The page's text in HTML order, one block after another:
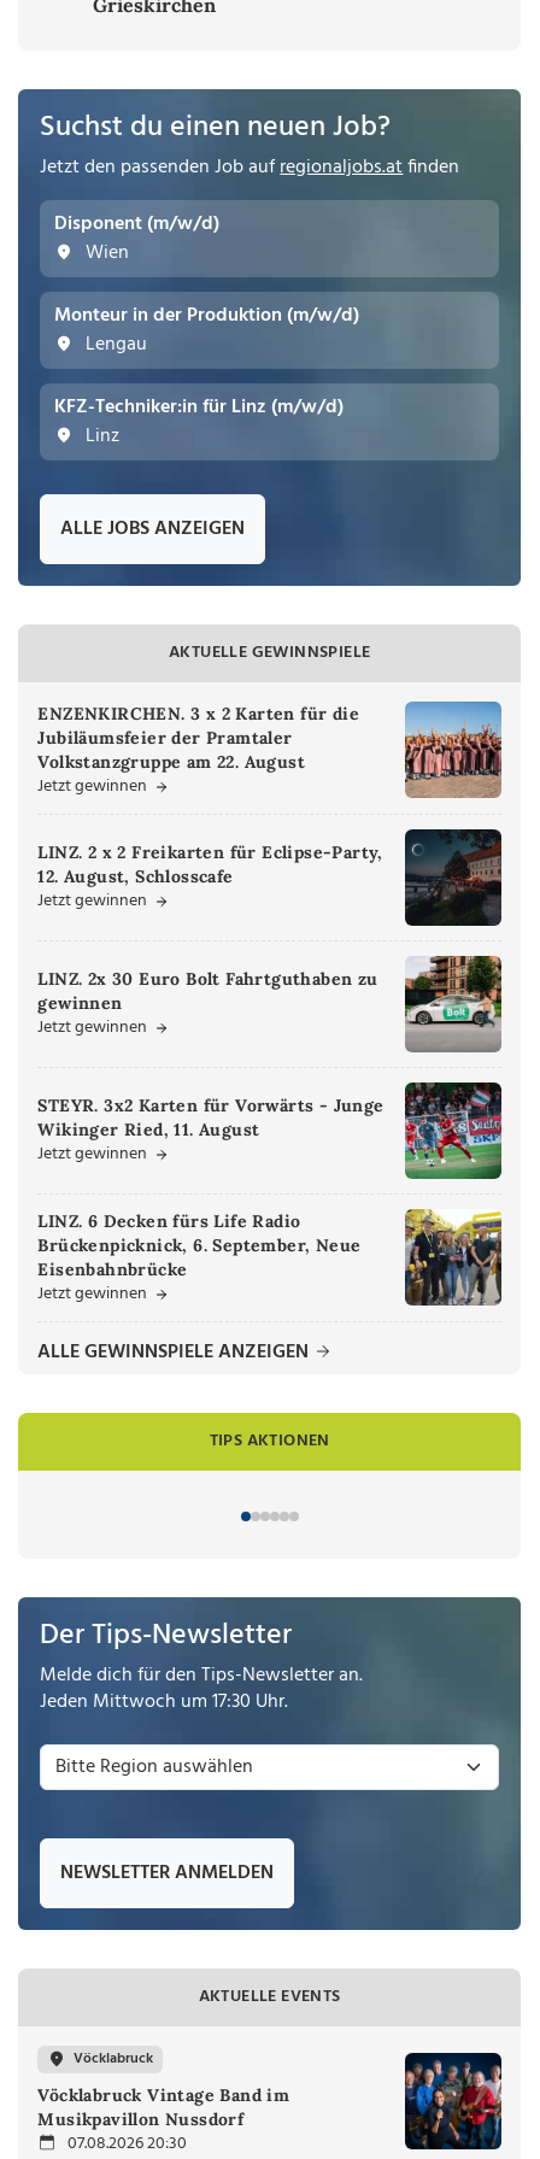
Suchst du einen neuen Job?
Jetzt den passenden Job aufregionaljobs.atfinden
Disponent (m/w/d)
Wien
Monteur in der Produktion (m/w/d)
Lengau
KFZ-Techniker:in für Linz (m/w/d)
Linz
ALLE JOBS ANZEIGEN
AKTUELLE GEWINNSPIELE
ENZENKIRCHEN. 3 x 2 Karten für die
Jubiläumsfeier der Pramtaler
Volkstanzgruppe am 22. August
Jetzt gewinnen
LINZ. 2 x 2 Freikarten für Eclipse-Party,
12. August, Schlosscafe
Jetzt gewinnen
LINZ. 2x 30 Euro Bolt Fahrtguthaben zu
gewinnen
Jetzt gewinnen
STEYR. 3x2 Karten für Vorwärts - Junge
Wikinger Ried, 11. August
Jetzt gewinnen
LINZ. 6 Decken fürs Life Radio
Brückenpicknick, 6. September, Neue
Eisenbahnbrücke
Jetzt gewinnen
ALLE GEWINNSPIELE ANZEIGEN
TIPS AKTIONEN
Der Tips-Newsletter
Melde dich für den Tips-Newsletter an.
Jeden Mittwoch um 17:30 Uhr.
NEWSLETTER ANMELDEN
AKTUELLE EVENTS
Vöcklabruck
Vöcklabruck Vintage Band im
Musikpavillon Nussdorf
07.08.2026 20:30